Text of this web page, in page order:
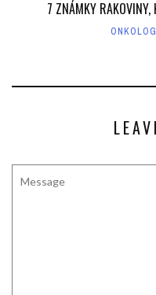
7 ZNÁMKY RAKOVINY,